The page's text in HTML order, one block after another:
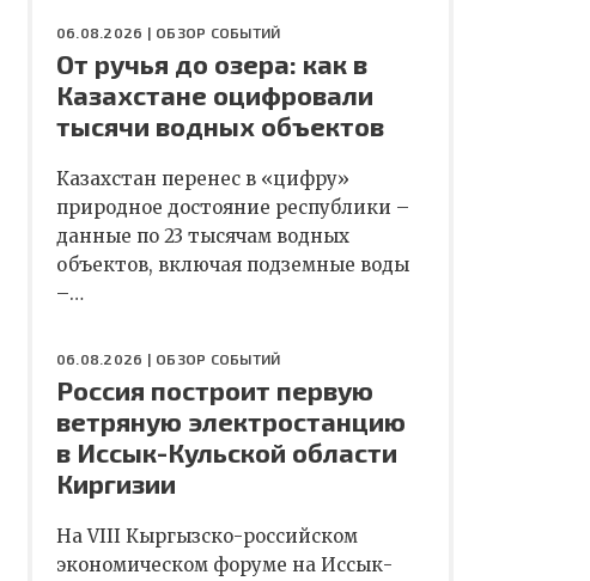
06.08.2026 | ОБЗОР СОБЫТИЙ
От ручья до озера: как в
Казахстане оцифровали
тысячи водных объектов
Казахстан перенес в «цифру»
природное достояние республики –
данные по 23 тысячам водных
объектов, включая подземные воды
–…
06.08.2026 | ОБЗОР СОБЫТИЙ
Россия построит первую
ветряную электростанцию
в Иссык-Кульской области
Киргизии
На VIII Кыргызско-российском
экономическом форуме на Иссык-